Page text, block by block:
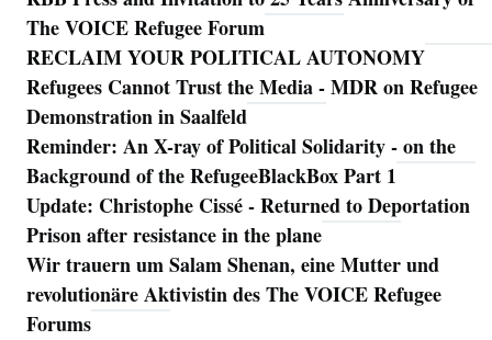
The VOICE Refugee Forum
RECLAIM YOUR POLITICAL AUTONOMY
Refugees Cannot Trust the Media - MDR on Refugee
Demonstration in Saalfeld
Reminder: An X-ray of Political Solidarity - on the
Background of the RefugeeBlackBox Part 1
Update: Christophe Cissé - Returned to Deportation
Prison after resistance in the plane
Wir trauern um Salam Shenan, eine Mutter und
revolutionäre Aktivistin des The VOICE Refugee
Forums